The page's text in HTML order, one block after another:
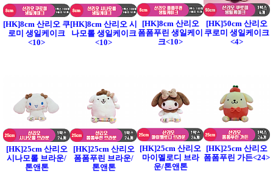
[HK]8cm 산리오 쿠
로미 생일케이크
<10>
[HK]8cm 산리오 시
나모롤 생일케이크
<10>
[HK]8cm 산리오
폼폼푸린 생일케이
크<10>
[HK]50cm 산리오
쿠로미 생일케이크
<4>
[HK]25cm 산리오
시나모롤 브라운/
톤앤톤
[HK]25cm 산리오
폼폼푸린 브라운/
톤앤톤
[HK]25cm 산리오
마이멜로디 브라
운/톤앤톤
[HK]25cm 산리오
폼폼푸린 가든<24>